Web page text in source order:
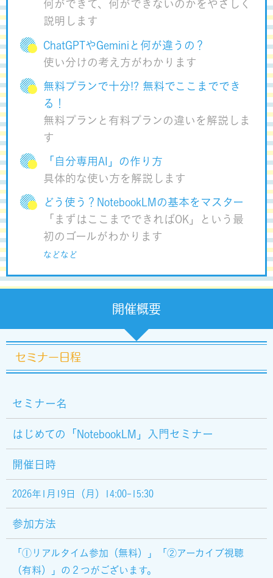
何ができて、何ができないのかをやさしく
説明します
ChatGPTやGeminiと何が違うの？
使い分けの考え方がわかります
無料プランで十分!? 無料でここまででき
る！
無料プランと有料プランの違いを解説しま
す
「自分専用AI」の作り方
具体的な使い方を解説します
どう使う？NotebookLMの基本をマスター
「まずはここまでできればOK」という最
初のゴールがわかります
などなど
開催概要
セミナー日程
セミナー名
はじめての「NotebookLM」入門セミナー
開催日時
2026年1月19日（月）14:00-15:30
参加方法
「①リアルタイム参加（無料）」「②アーカイブ視聴
（有料）」の２つがございます。